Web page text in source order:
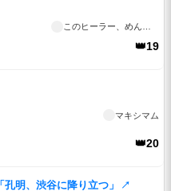
このヒーラー、めんどくさい
👑19
マキシマム
👑20
明、渋谷に降り立つ」 ↗